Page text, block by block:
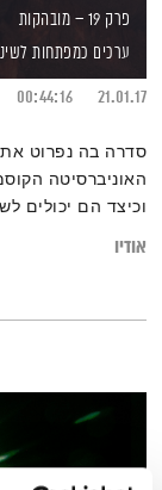
פרק 19 – מובהקות
ערכים כמפתחות
21.01.17
00:44:16
האוניברסיטה
וכיצד הם יכולים
אודיו